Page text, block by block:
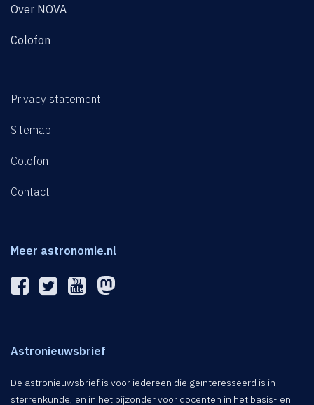
Over NOVA
Colofon
Privacy statement
Sitemap
Colofon
Contact
Meer astronomie.nl
Astronieuwsbrief
De astronieuwsbrief is voor iedereen die geïnteresseerd is in
sterrenkunde, en in het bijzonder voor docenten in het basis- en